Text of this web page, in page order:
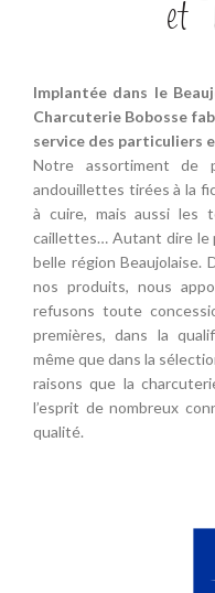
et
Implantée dans le
Charcuterie Bobosse
service des particuliers
Notre assortiment de
andouillettes tirées à la
à cuire, mais aussi les
caillettes… Autant dire le
belle région Beaujolaise.
nos produits, nous
refusons toute
premières, dans la
même que dans la
raisons que la
l’esprit de nombreux
qualité.